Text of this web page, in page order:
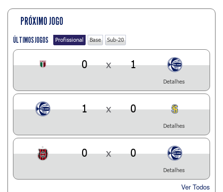
PRÓXIMO JOGO
ÚLTIMOS JOGOS Profissional Base Sub-20
0 x 1
Detalhes
1 x 0
Detalhes
0 x 0
Detalhes
Ver Todos